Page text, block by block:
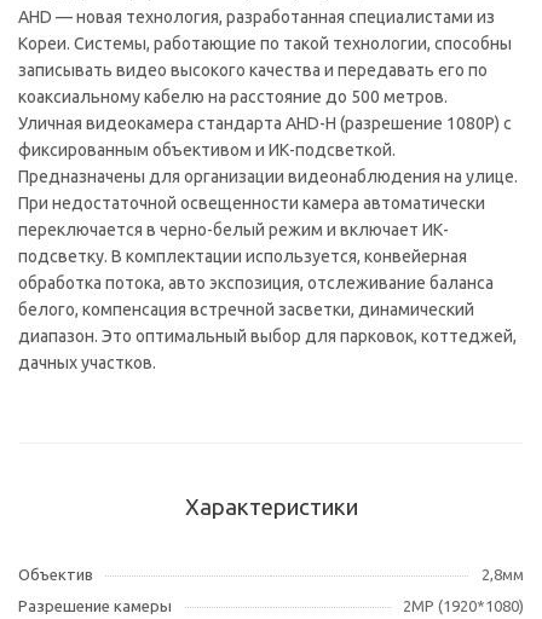
AHD — новая технология, разработанная специалистами из
Кореи. Системы, работающие по такой технологии, способны
записывать видео высокого качества и передавать его по
коаксиальному кабелю на расстояние до 500 метров.
Уличная видеокамера стандарта AHD-H (разрешение 1080P) с
фиксированным объективом и ИК-подсветкой.
Предназначены для организации видеонаблюдения на улице.
При недостаточной освещенности камера автоматически
переключается в черно-белый режим и включает ИК-
подсветку. В комплектации используется, конвейерная
обработка потока, авто экспозиция, отслеживание баланса
белого, компенсация встречной засветки, динамический
диапазон. Это оптимальный выбор для парковок, коттеджей,
дачных участков.
Характеристики
Объектив
2,8мм
Разрешение камеры
2МР (1920*1080)